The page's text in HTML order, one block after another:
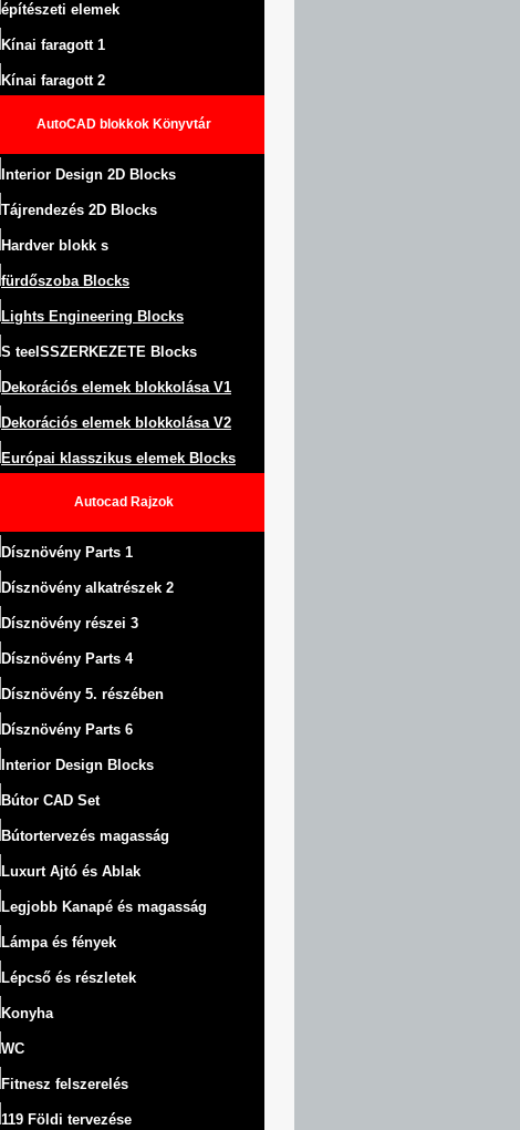
építészeti elemek
Kínai faragott 1
Kínai faragott 2
AutoCAD blokkok Könyvtár
Interior Design 2D Blocks
Tájrendezés 2D Blocks
Hardver blokk s
fürdőszoba Blocks
Lights Engineering Blocks
S teel SSZERKEZETE Blocks
Dekorációs elemek blokkolása V1
Dekorációs elemek blokkolása V2
Európai klasszikus elemek Blocks
Autocad Rajzok
Dísznövény Parts 1
Dísznövény alkatrészek 2
Dísznövény részei 3
Dísznövény Parts 4
Dísznövény 5. részében
Dísznövény Parts 6
Interior Design Blocks
Bútor CAD Set
Bútortervezés magasság
Luxurt Ajtó és Ablak
Legjobb Kanapé és magasság
Lámpa és fények
Lépcső és részletek
Konyha
WC
Fitnesz felszerelés
119 Földi tervezése